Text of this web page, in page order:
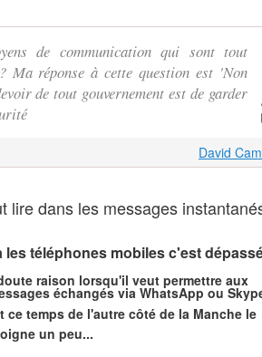
de communication qui sont tout
Ma réponse à cette question est 'Non
de tout gouvernement est de garder
David
lire dans les messages
téléphones mobiles c'est
raison lorsqu'il veut permettre aux
échangés via WhatsApp ou
temps de l'autre côté de la Manche le
un peu...